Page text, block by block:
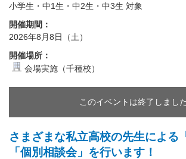
小学生・中1生・中2生・中3生 対象
開催期間：
2026年8月8日（土）
開催場所：
会場実施（千種校）
このイベントは終了しました
さまざまな私立高校の先生による
「個別相談会」を行います！